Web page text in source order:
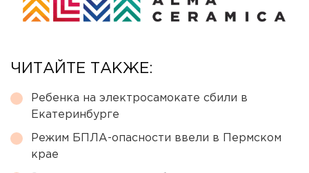
ЧИТАЙТЕ ТАКЖЕ:
Ребенка на электросамокате сбили в
Екатеринбурге
Режим БПЛА-опасности ввели в Пермском
крае